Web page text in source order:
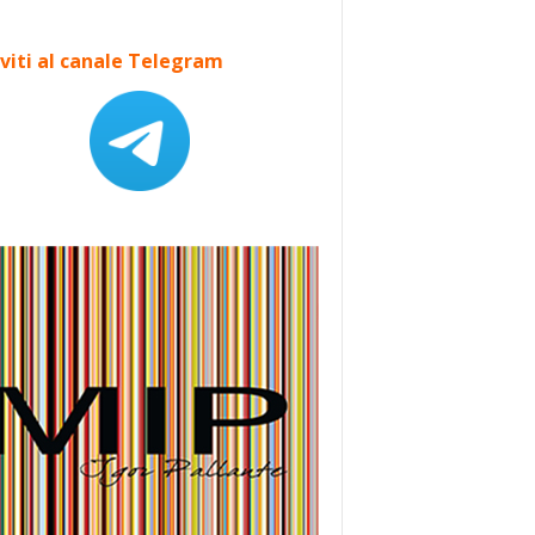
al canale Telegram